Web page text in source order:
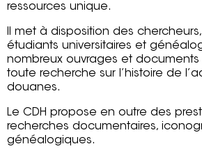
ressources unique.
Il met à disposition des
étudiants universitaires et
nombreux ouvrages et documents
toute recherche sur l’histoire de
douanes.
Le CDH propose en outre des
recherches documentaires,
généalogiques.